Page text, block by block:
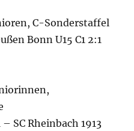
C-Sonderstaffel
Bonn U15 C1 2:1
SC Rheinbach 1913